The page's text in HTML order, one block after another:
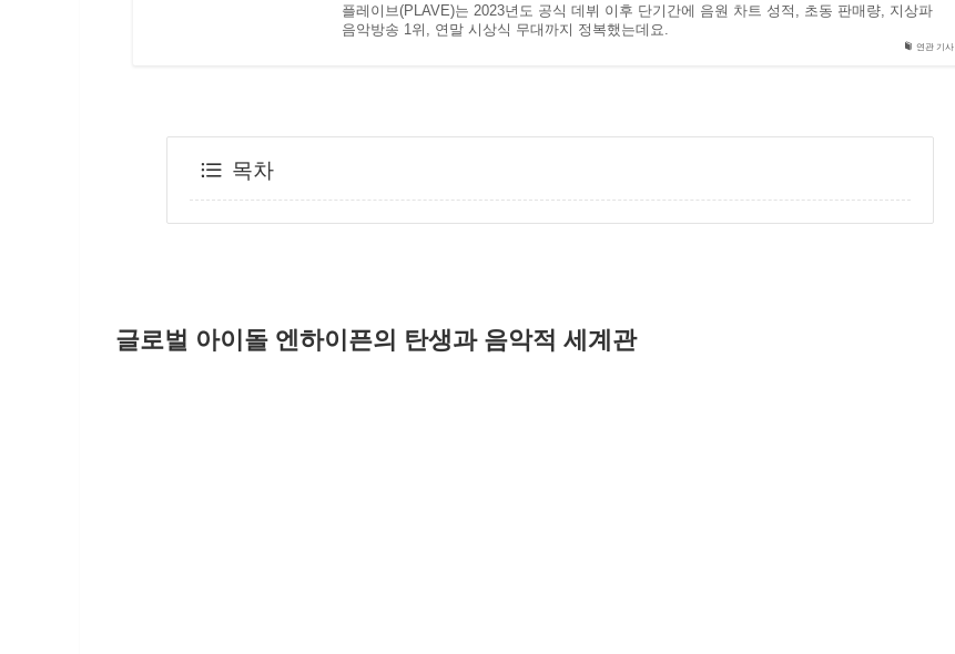
연관 기사
플레이브(PLAVE)는 2023년도 공식 데뷔 이후 단기간에 음원 차트 성적, 초동 판매량, 지상파
음악방송 1위, 연말 시상식 무대까지 정복했는데요.
목차
글로벌 아이돌 엔하이픈의 탄생과 음악적 세계관